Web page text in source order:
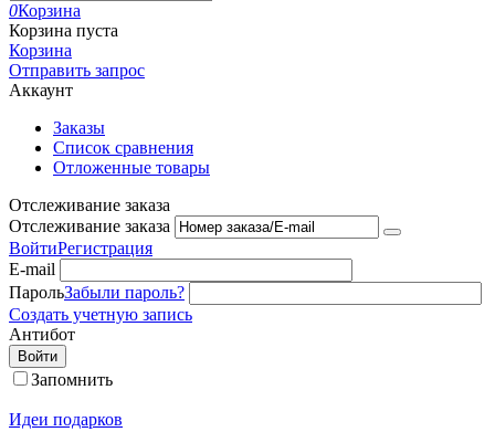
0Корзина
Корзина пуста
Корзина
Отправить запрос
Аккаунт
Заказы
Список сравнения
Отложенные товары
Отслеживание заказа
Отслеживание заказа
ВойтиРегистрация
E-mail
ПарольЗабыли пароль?
Создать учетную запись
Антибот
Войти
Запомнить
Идеи подарков